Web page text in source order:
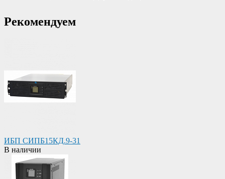
Рекомендуем
ИБП СИПБ15КД.9-31
В наличии